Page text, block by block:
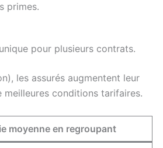
primes.
pour plusieurs contrats.
les assurés augmentent leur
conditions tarifaires.
moyenne en regroupant